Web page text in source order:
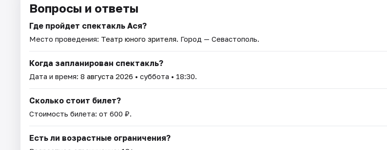
Вопросы и ответы
Где пройдет спектакль Ася?
Место проведения: Театр юного зрителя. Город — Севастополь.
Когда запланирован спектакль?
Дата и время: 8 августа 2026 • суббота • 18:30.
Сколько стоит билет?
Стоимость билета: от 600 ₽.
Есть ли возрастные ограничения?